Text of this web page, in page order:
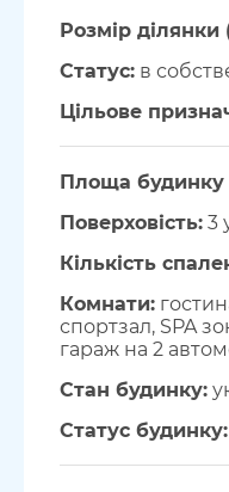
Розмір ділянки
Cтатус: в
Цільове
Площа будинку
Поверховість: 3
Кількість
Комнати:
спортзал, SPA
гараж на 2
Стан будинку:
Статус будинку: